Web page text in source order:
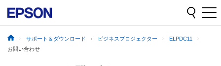
サポート＆ダウンロード ビジネスプロジェクター
ELPDC11
お問い合わせ